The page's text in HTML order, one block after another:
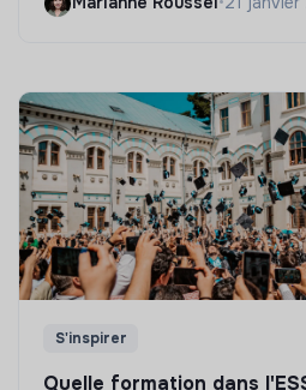
S'inspirer
Quelle formation dans